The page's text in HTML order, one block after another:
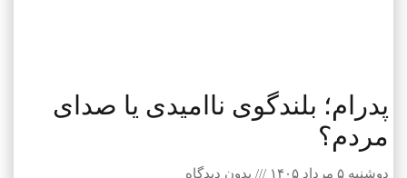
پدرام؛ بلندگوی ناامیدی یا صدای
مردم؟
دوشنبه ۵ مرداد ۱۴۰۵
بدون دیدگاه